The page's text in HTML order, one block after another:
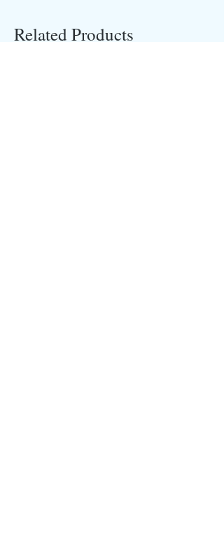
Related Products